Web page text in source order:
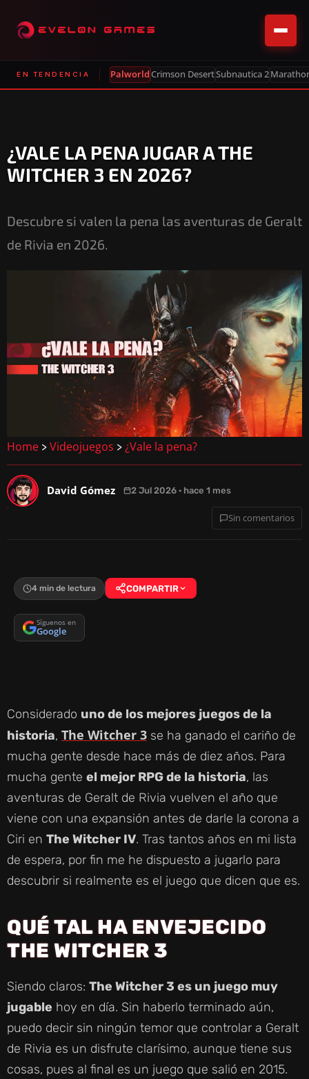
EN TENDENCIA PalworldCrimson DesertSubnautica 2
¿VALE LA PENA JUGAR A THE
WITCHER 3 EN 2026?
Descubre si valen la pena las aventuras de Geralt
de Rivia en 2026.
Home > Videojuegos > ¿Vale la pena?
David Gómez 2 Jul 2026 · hace 1 mes
Sin comentarios
4 min de lectura COMPARTIR
Síguenos en
Google
Considerado uno de los mejores juegos de la
historia, The Witcher 3 se ha ganado el cariño de
mucha gente desde hace más de diez años. Para
mucha gente el mejor RPG de la historia, las
aventuras de Geralt de Rivia vuelven el año que
viene con una expansión antes de darle la corona a
Ciri en The Witcher IV. Tras tantos años en mi lista
de espera, por fin me he dispuesto a jugarlo para
descubrir si realmente es el juego que dicen que es.
QUÉ TAL HA ENVEJECIDO
THE WITCHER 3
Siendo claros: The Witcher 3 es un juego muy
jugable hoy en día. Sin haberlo terminado aún,
puedo decir sin ningún temor que controlar a Geralt
de Rivia es un disfrute clarísimo, aunque tiene sus
cosas, pues al final es un juego que salió en 2015.